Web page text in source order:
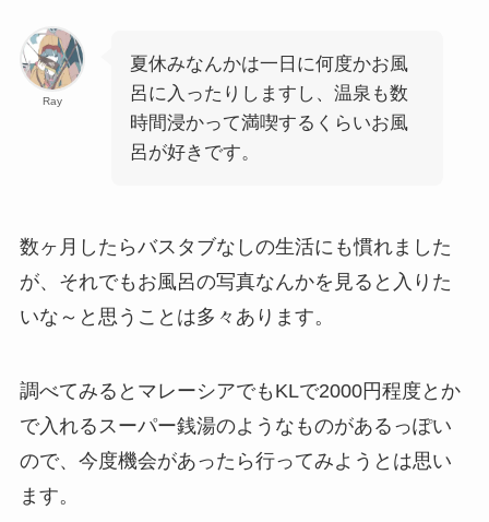
Ray
夏休みなんかは一日に何度かお風
呂に入ったりしますし、温泉も数
時間浸かって満喫するくらいお風
呂が好きです。
数ヶ月したらバスタブなしの生活にも慣れました
が、それでもお風呂の写真なんかを見ると入りた
いな～と思うことは多々あります。
調べてみるとマレーシアでもKLで2000円程度とか
で入れるスーパー銭湯のようなものがあるっぽい
ので、今度機会があったら行ってみようとは思い
ます。